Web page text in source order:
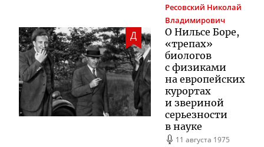
Д
Ресовский Николай
Владимирович
О Нильсе Боре,
«трепах»
биологов
с физиками
на европейских
курортах
и звериной
серьезности
в науке
11 августа 1975